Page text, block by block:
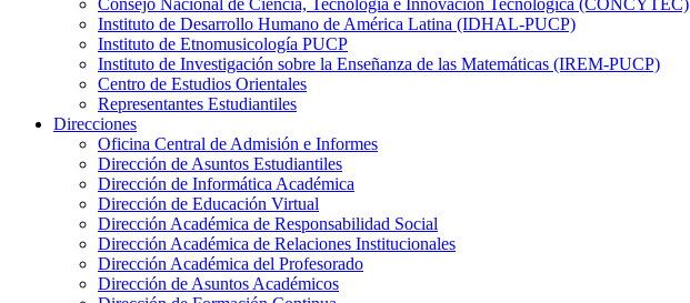
Consejo Nacional de Ciencia, Tecnología e Innovación Tecnológica (CONCYTEC)
Instituto de Desarrollo Humano de América Latina (IDHAL-PUCP)
Instituto de Etnomusicología PUCP
Instituto de Investigación sobre la Enseñanza de las Matemáticas (IREM-PUCP)
Centro de Estudios Orientales
Representantes Estudiantiles
Direcciones
Oficina Central de Admisión e Informes
Dirección de Asuntos Estudiantiles
Dirección de Informática Académica
Dirección de Educación Virtual
Dirección Académica de Responsabilidad Social
Dirección Académica de Relaciones Institucionales
Dirección Académica del Profesorado
Dirección de Asuntos Académicos